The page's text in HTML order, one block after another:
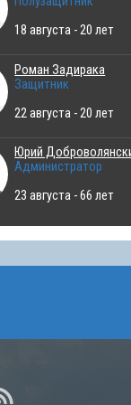
18 августа - 20 лет
Роман Задирака
Защитник
22 августа - 20 лет
Юрий
Администратор
23 августа - 66 лет